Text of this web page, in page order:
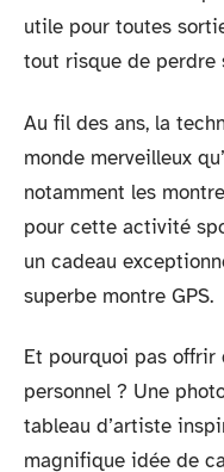
utile pour toutes
tout risque de perdre
Au fil des ans, la
monde merveilleux
notamment les
pour cette activité
un cadeau
superbe montre GPS.
Et pourquoi pas offrir
personnel ? Une
tableau d’artiste
magnifique idée de